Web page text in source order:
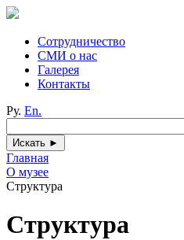
Сотрудничество
СМИ о нас
Галерея
Контакты
Ру. En.
Главная
О музее
Структура
Структура